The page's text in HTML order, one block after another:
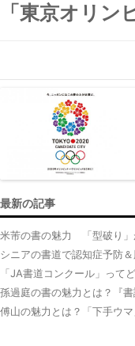
「東京オリン
最新の記事
米芾の書の魅力 「型破り」
シニアの書道で認知症予防
「JA書道コンクール」って
孫過庭の書の魅力とは？『
傅山の魅力とは？「下手ウ